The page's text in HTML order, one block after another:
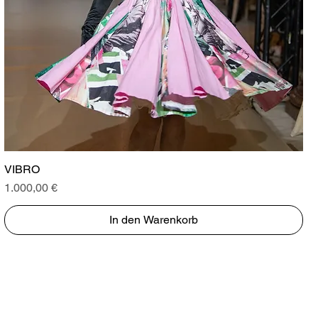
VIBRO
Preis
1.000,00 €
In den Warenkorb